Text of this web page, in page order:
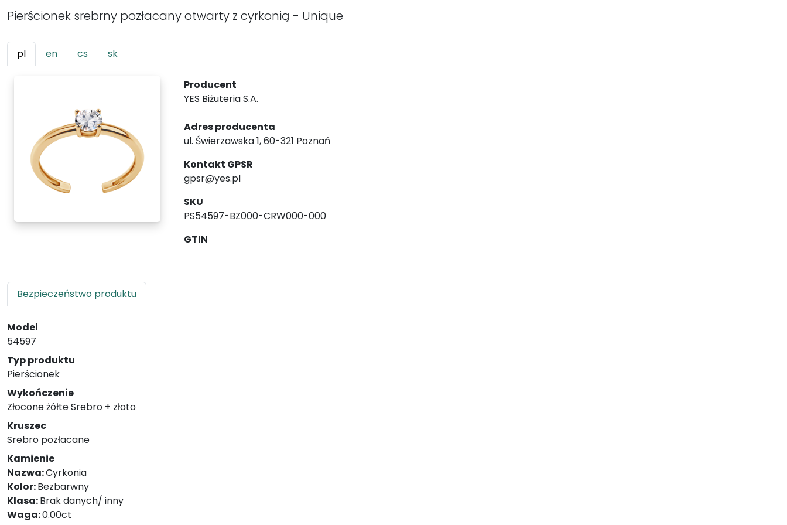
Pierścionek srebrny pozłacany otwarty z cyrkonią - Unique
pl en cs sk
Producent
YES Biżuteria S.A.
Adres producenta
ul. Świerzawska 1, 60-321 Poznań
Kontakt GPSR
gpsr@yes.pl
SKU
PS54597-BZ000-CRW000-000
GTIN
Bezpieczeństwo produktu
Model
54597
Typ produktu
Pierścionek
Wykończenie
Złocone żółte Srebro + złoto
Kruszec
Srebro pozłacane
Kamienie
Nazwa:Cyrkonia
Kolor:Bezbarwny
Klasa:Brak danych/ inny
Waga:0.00ct